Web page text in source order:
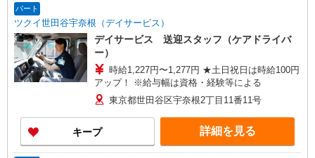
パート
ツクイ世田谷宇奈根（デイサービス）
デイサービス 送迎スタッフ（ケアドライバ
ー）
時給1,227円〜1,277円 ★土日祝日は時給100円
アップ！ ※給与幅は資格・経験等による
東京都世田谷区宇奈根2丁目11番11号
キープ 詳細を見る